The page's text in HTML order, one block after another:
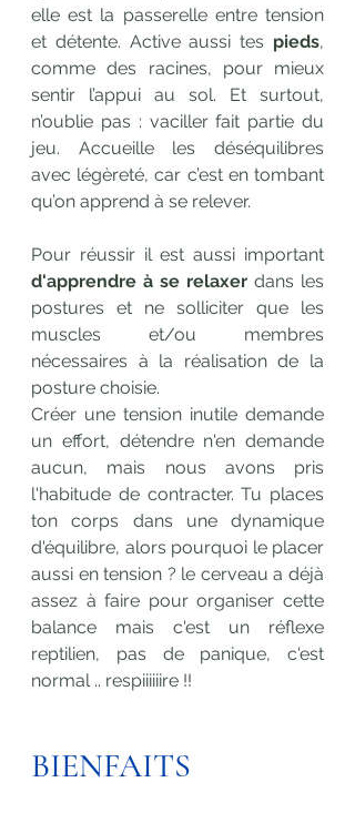
elle est la passerelle entre tension
et détente. Active aussi tes pieds,
comme des racines, pour mieux
sentir l’appui au sol. Et surtout,
n’oublie pas : vaciller fait partie du
jeu. Accueille les déséquilibres
avec légèreté, car c’est en tombant
qu’on apprend à se relever.
d'apprendre à se relaxer dans les
postures et ne solliciter que les
muscles et/ou membres
nécessaires à la réalisation de la
posture choisie.
Créer une tension inutile demande
un effort, détendre n'en demande
aucun, mais nous avons pris
l'habitude de contracter. Tu places
ton corps dans une dynamique
d'équilibre, alors pourquoi le placer
aussi en tension ? le cerveau a déjà
assez à faire pour organiser cette
balance mais c'est un réflexe
reptilien, pas de panique, c'est
normal .. respiiiiiire !!
BIENFAITS